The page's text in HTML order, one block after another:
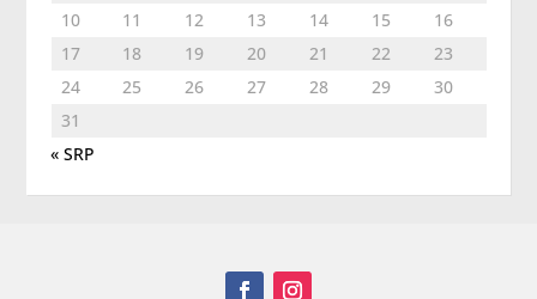
10
11 12 13 14 15
16
17
18 19 20 21 22
23
24
25 26 27 28 29
30
31
« SRP